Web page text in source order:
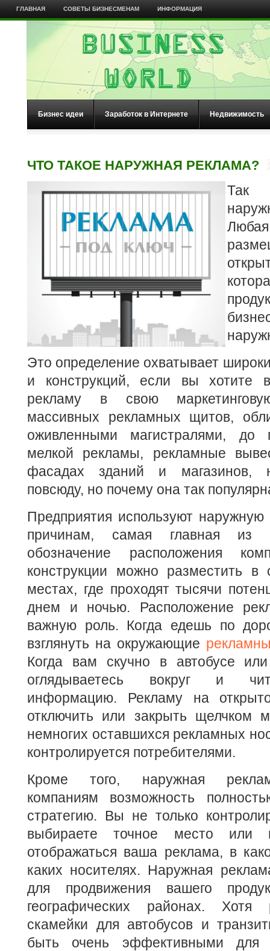
ГЛАВНАЯ СОВЕТЫ БИЗНЕСМЕНАМ ИНФОРМАЦИЯ
Бизнес идеи Заработок в Интернете Недвижимость
ЧТО ТАКОЕ НАРУЖНАЯ РЕКЛАМА?
Так
Это определение охватывает
и конструкций, если вы хотите
рекламу в свою
массивных рекламных щитов,
оживленными магистралями, до
мелкой рекламы, рекламные
фасадах зданий и магазинов,
повсюду, но почему она так
Предприятия используют
причинам, самая главная из
обозначение расположения
конструкции можно разместить
местах, где проходят тысячи
днем и ночью. Расположение
важную роль. Когда едешь по
взглянуть на окружающие
Когда вам скучно в автобусе
оглядываетесь вокруг и
информацию. Рекламу на
отключить или закрыть
немногих оставшихся рекламных
контролируется потребителями.
Кроме того, наружная
компаниям возможность
стратегию. Вы не только
выбираете точное место или
отображаться ваша реклама, в
каких носителях. Наружная
для продвижения вашего
географических районах.
скамейки для автобусов и
быть очень эффективными для